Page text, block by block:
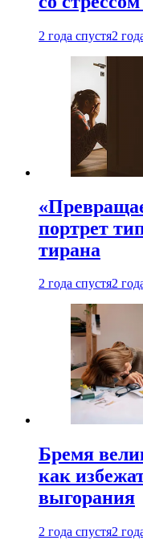
2 года спустя2
портрет
тирана
2 года спустя2
Бремя
как
выгорания
2 года спустя2